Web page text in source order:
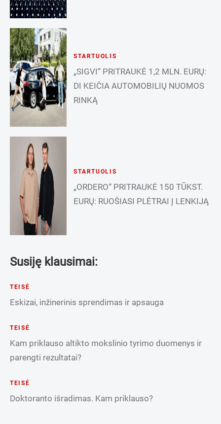
STARTUOLIS
„SIGVI“ PRITRAUKĖ 1,2 MLN. EURŲ:
DI KEIČIA AUTOMOBILIŲ NUOMOS
RINKĄ
STARTUOLIS
„ORDERO“ PRITRAUKĖ 150 TŪKST.
EURŲ: RUOŠIASI PLĖTRAI Į LENKIJĄ
Susiję klausimai:
TEISĖ
Eskizai, inžinerinis sprendimas ir apsauga
TEISĖ
Kam priklauso altikto mokslinio tyrimo duomenys ir
parengti rezultatai?
TEISĖ
Doktoranto išradimas. Kam priklauso?